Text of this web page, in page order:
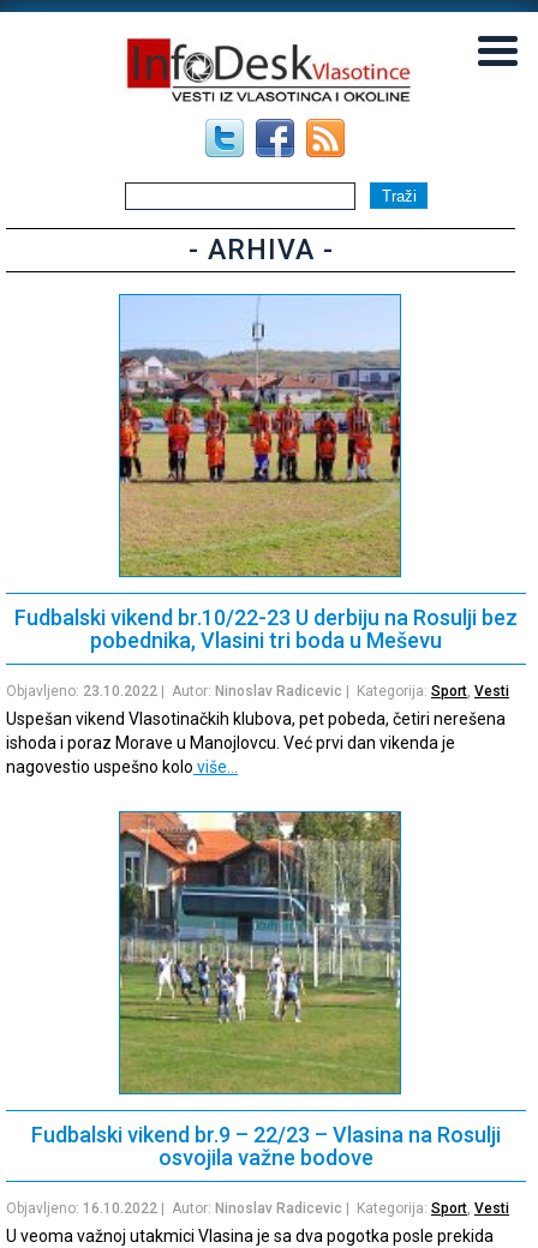
- ARHIVA -
Fudbalski vikend br.10/22-23 U derbiju na Rosulji bez
pobednika, Vlasini tri boda u Meševu
Objavljeno: 23.10.2022 | Autor: Ninoslav Radicevic | Kategorija: Sport, Vesti
Uspešan vikend Vlasotinačkih klubova, pet pobeda, četiri nerešena
ishoda i poraz Morave u Manojlovcu. Već prvi dan vikenda je
nagovestio uspešno kolo više…
Fudbalski vikend br.9 – 22/23 – Vlasina na Rosulji
osvojila važne bodove
Objavljeno: 16.10.2022 | Autor: Ninoslav Radicevic | Kategorija: Sport, Vesti
U veoma važnoj utakmici Vlasina je sa dva pogotka posle prekida